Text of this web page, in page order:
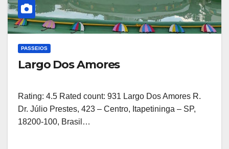
PASSEIOS
Largo Dos Amores
Rating: 4.5 Rated count: 931 Largo Dos Amores R.
Dr. Júlio Prestes, 423 – Centro, Itapetininga – SP,
18200-100, Brasil…